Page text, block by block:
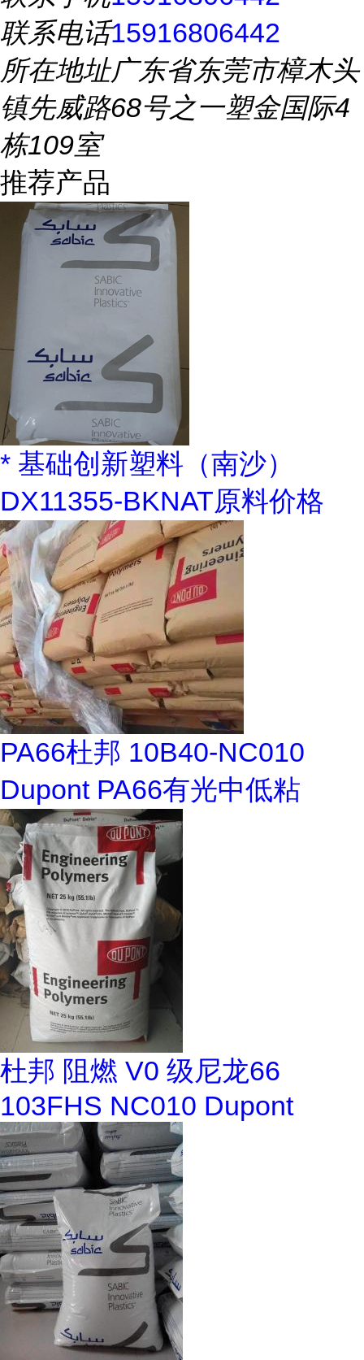
联系电话15916806442
所在地址广东省东莞市樟木头
镇先威路68号之一塑金国际4
栋109室
推荐产品
* 基础创新塑料（南沙）
DX11355-BKNAT原料价格
PA66杜邦 10B40-NC010
Dupont PA66有光中低粘
杜邦 阻燃 V0 级尼龙66
103FHS NC010 Dupont